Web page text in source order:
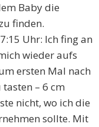
Baby die
finden.
Uhr: Ich fing an
wieder aufs
ersten Mal nach
– 6 cm
nicht, wo ich die
sollte. Mit